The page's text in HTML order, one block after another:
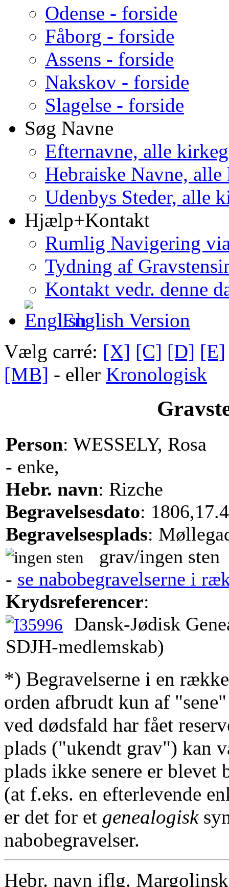
Odense - forside
Fåborg - forside
Assens - forside
Nakskov - forside
Slagelse - forside
Søg Navne
Efternavne, alle
Hebraiske Navne,
Udenbys Steder, alle
Hjælp+Kontakt
Rumlig Navigering
Tydning af
Kontakt vedr. denne
English Version
Vælg carré: [X] [C] [D] [E]
[MB] - eller Kronologisk
Person: WESSELY, Rosa
- enke,
Hebr. navn: Rizche
Begravelsesdato: 1806,17.4
Begravelsesplads:
grav/ingen sten
- se nabobegravelserne i
Krydsreferencer:
Dansk-Jødisk
SDJH-medlemskab)
*) Begravelserne i en
orden afbrudt kun af
ved dødsfald har fået
plads ("ukendt grav") kan
plads ikke senere er
(at f.eks. en efterlevende
er det for et genealogisk
nabobegravelser.
Hebr. navn iflg.